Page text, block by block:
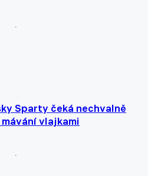
Sparty čeká nechvalně
vlajkami